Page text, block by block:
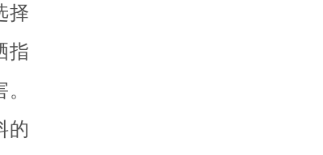
择
指
的